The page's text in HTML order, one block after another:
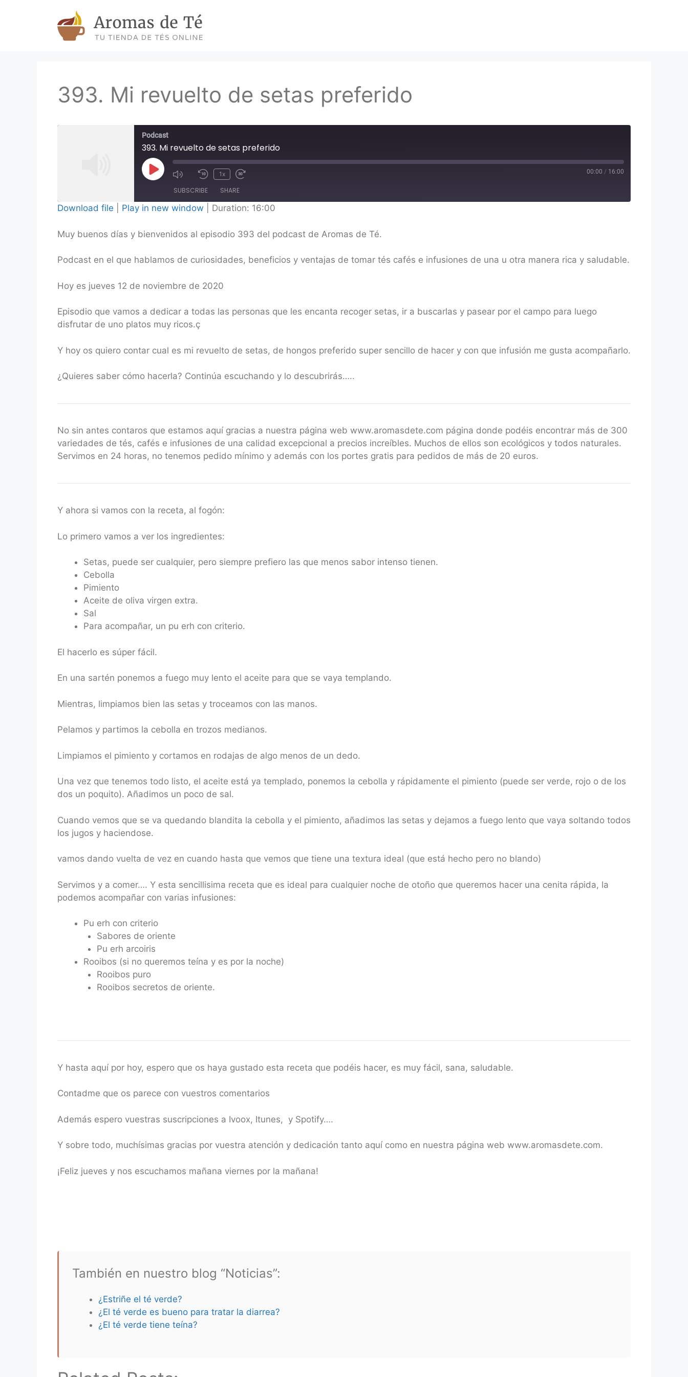
393. Mi revuelto de setas preferido
Podcast
393. Mi revuelto de setas preferido
Play
Episode
1x 00:00 / 16:00
SUBSCRIBE SHARE
RSS FEED
Download file Play in new window Duration: 16:00
Muy buenos días y bienvenidos al episodio 393 del podcast de Aromas de Té.
Podcast en el que hablamos de curiosidades, beneficios y ventajas de tomar tés cafés e infusiones de una u otra manera rica y saludable.
Hoy es jueves 12 de noviembre de 2020
Episodio que vamos a dedicar a todas las personas que les encanta recoger setas, ir a buscarlas y pasear por el campo para luego
disfrutar de uno platos muy ricos.ç
Y hoy os quiero contar cual es mi revuelto de setas, de hongos preferido super sencillo de hacer y con que infusión me gusta acompañarlo.
¿Quieres saber cómo hacerla? Continúa escuchando y lo descubrirás…..
No sin antes contaros que estamos aquí gracias a nuestra página web www.aromasdete.com página donde podéis encontrar más de 300
variedades de tés, cafés e infusiones de una calidad excepcional a precios increíbles. Muchos de ellos son ecológicos y todos naturales.
Servimos en 24 horas, no tenemos pedido mínimo y además con los portes gratis para pedidos de más de 20 euros.
Y ahora si vamos con la receta, al fogón:
Lo primero vamos a ver los ingredientes:
Setas, puede ser cualquier, pero siempre prefiero las que menos sabor intenso tienen.
Cebolla
Pimiento
Aceite de oliva virgen extra.
Sal
Para acompañar, un pu erh con criterio.
El hacerlo es súper fácil.
En una sartén ponemos a fuego muy lento el aceite para que se vaya templando.
Mientras, limpiamos bien las setas y troceamos con las manos.
Pelamos y partimos la cebolla en trozos medianos.
Limpiamos el pimiento y cortamos en rodajas de algo menos de un dedo.
Una vez que tenemos todo listo, el aceite está ya templado, ponemos la cebolla y rápidamente el pimiento (puede ser verde, rojo o de los
dos un poquito). Añadimos un poco de sal.
Cuando vemos que se va quedando blandita la cebolla y el pimiento, añadimos las setas y dejamos a fuego lento que vaya soltando todos
los jugos y haciendose.
vamos dando vuelta de vez en cuando hasta que vemos que tiene una textura ideal (que está hecho pero no blando)
Servimos y a comer…. Y esta sencillisima receta que es ideal para cualquier noche de otoño que queremos hacer una cenita rápida, la
podemos acompañar con varias infusiones:
Pu erh con criterio
Sabores de oriente
Pu erh arcoiris
Rooibos (si no queremos teína y es por la noche)
Rooibos puro
Rooibos secretos de oriente.
Y hasta aquí por hoy, espero que os haya gustado esta receta que podéis hacer, es muy fácil, sana, saludable.
Contadme que os parece con vuestros comentarios
Además espero vuestras suscripciones a Ivoox, Itunes, y Spotify….
Y sobre todo, muchísimas gracias por vuestra atención y dedicación tanto aquí como en nuestra página web www.aromasdete.com.
¡Feliz jueves y nos escuchamos mañana viernes por la mañana!
También en nuestro blog “Noticias”:
¿Estriñe el té verde?
¿El té verde es bueno para tratar la diarrea?
¿El té verde tiene teína?